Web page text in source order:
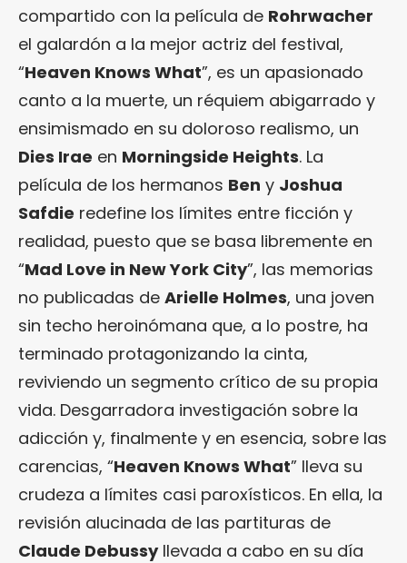
compartido con la película de Rohrwacher
el galardón a la mejor actriz del festival,
“Heaven Knows What”, es un apasionado
canto a la muerte, un réquiem abigarrado y
ensimismado en su doloroso realismo, un
Dies Irae en Morningside Heights. La
película de los hermanos Ben y Joshua
Safdie redefine los límites entre ficción y
realidad, puesto que se basa libremente en
“Mad Love in New York City”, las memorias
no publicadas de Arielle Holmes, una joven
sin techo heroinómana que, a lo postre, ha
terminado protagonizando la cinta,
reviviendo un segmento crítico de su propia
vida. Desgarradora investigación sobre la
adicción y, finalmente y en esencia, sobre las
carencias, “Heaven Knows What” lleva su
crudeza a límites casi paroxísticos. En ella, la
revisión alucinada de las partituras de
Claude Debussyllevada a cabo en su día